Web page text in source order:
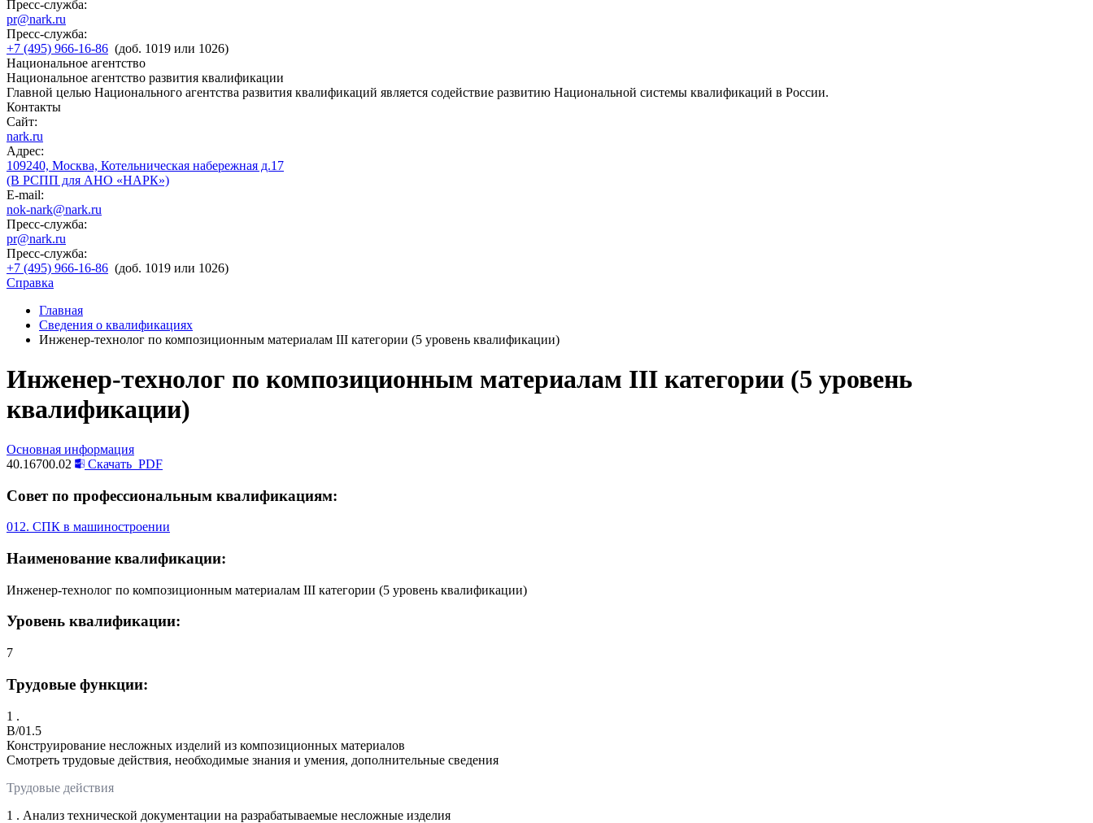
Пресс-служба:
pr@nark.ru
Пресс-служба:
+7 (495) 966-16-86 (доб. 1019 или 1026)
Национальное агентство
Национальное агентство развития квалификации
Главной целью Национального агентства развития квалификаций является содействие развитию Национальной системы квалификаций в России.
Контакты
Сайт:
nark.ru
Адрес:
109240, Москва, Котельническая набережная д.17
(В РСПП для АНО «НАРК»)
E-mail:
nok-nark@nark.ru
Пресс-служба:
pr@nark.ru
Пресс-служба:
+7 (495) 966-16-86 (доб. 1019 или 1026)
Справка
Главная
Сведения о квалификациях
Инженер-технолог по композиционным материалам III категории (5 уровень квалификации)
Инженер-технолог по композиционным материалам III категории (5 уровень
квалификации)
Основная информация
40.16700.02
Скачать PDF
Совет по профессиональным квалификациям:
012. СПК в машиностроении
Наименование квалификации:
Инженер-технолог по композиционным материалам III категории (5 уровень квалификации)
Уровень квалификации:
7
Трудовые функции:
1 .
B/01.5
Конструирование несложных изделий из композиционных материалов
Смотреть трудовые действия, необходимые знания и умения, дополнительные сведения
Трудовые действия
1 . Анализ технической документации на разрабатываемые несложные изделия